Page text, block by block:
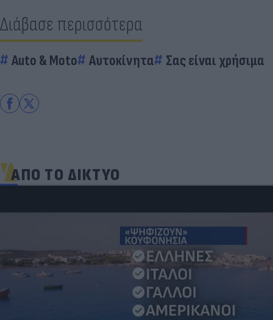
Διάβασε περισσότερα
Auto & Moto Αυτοκίνητα Σας είναι χρήσιμα
ΑΠΟ ΤΟ ΔΙΚΤΥΟ